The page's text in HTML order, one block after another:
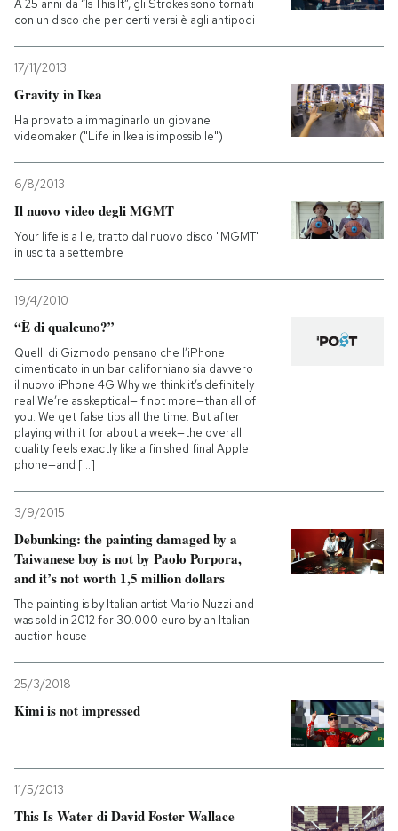
A 25 anni da “Is This It”, gli Strokes sono tornati
con un disco che per certi versi è agli antipodi
17/11/2013
Gravity in Ikea
Ha provato a immaginarlo un giovane
videomaker ("Life in Ikea is impossibile")
6/8/2013
Il nuovo video degli MGMT
Your life is a lie, tratto dal nuovo disco "MGMT"
in uscita a settembre
19/4/2010
“È di qualcuno?”
Quelli di Gizmodo pensano che l’iPhone
dimenticato in un bar californiano sia davvero
il nuovo iPhone 4G Why we think it’s definitely
real We’re as skeptical—if not more—than all of
you. We get false tips all the time. But after
playing with it for about a week—the overall
quality feels exactly like a finished final Apple
phone—and [...]
3/9/2015
Debunking: the painting damaged by a
Taiwanese boy is not by Paolo Porpora,
and it’s not worth 1,5 million dollars
The painting is by Italian artist Mario Nuzzi and
was sold in 2012 for 30.000 euro by an Italian
auction house
25/3/2018
Kimi is not impressed
11/5/2013
This Is Water di David Foster Wallace